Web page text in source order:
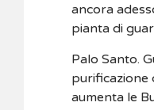
ancora
pianta di
Palo Santo.
purificazione
aumenta le